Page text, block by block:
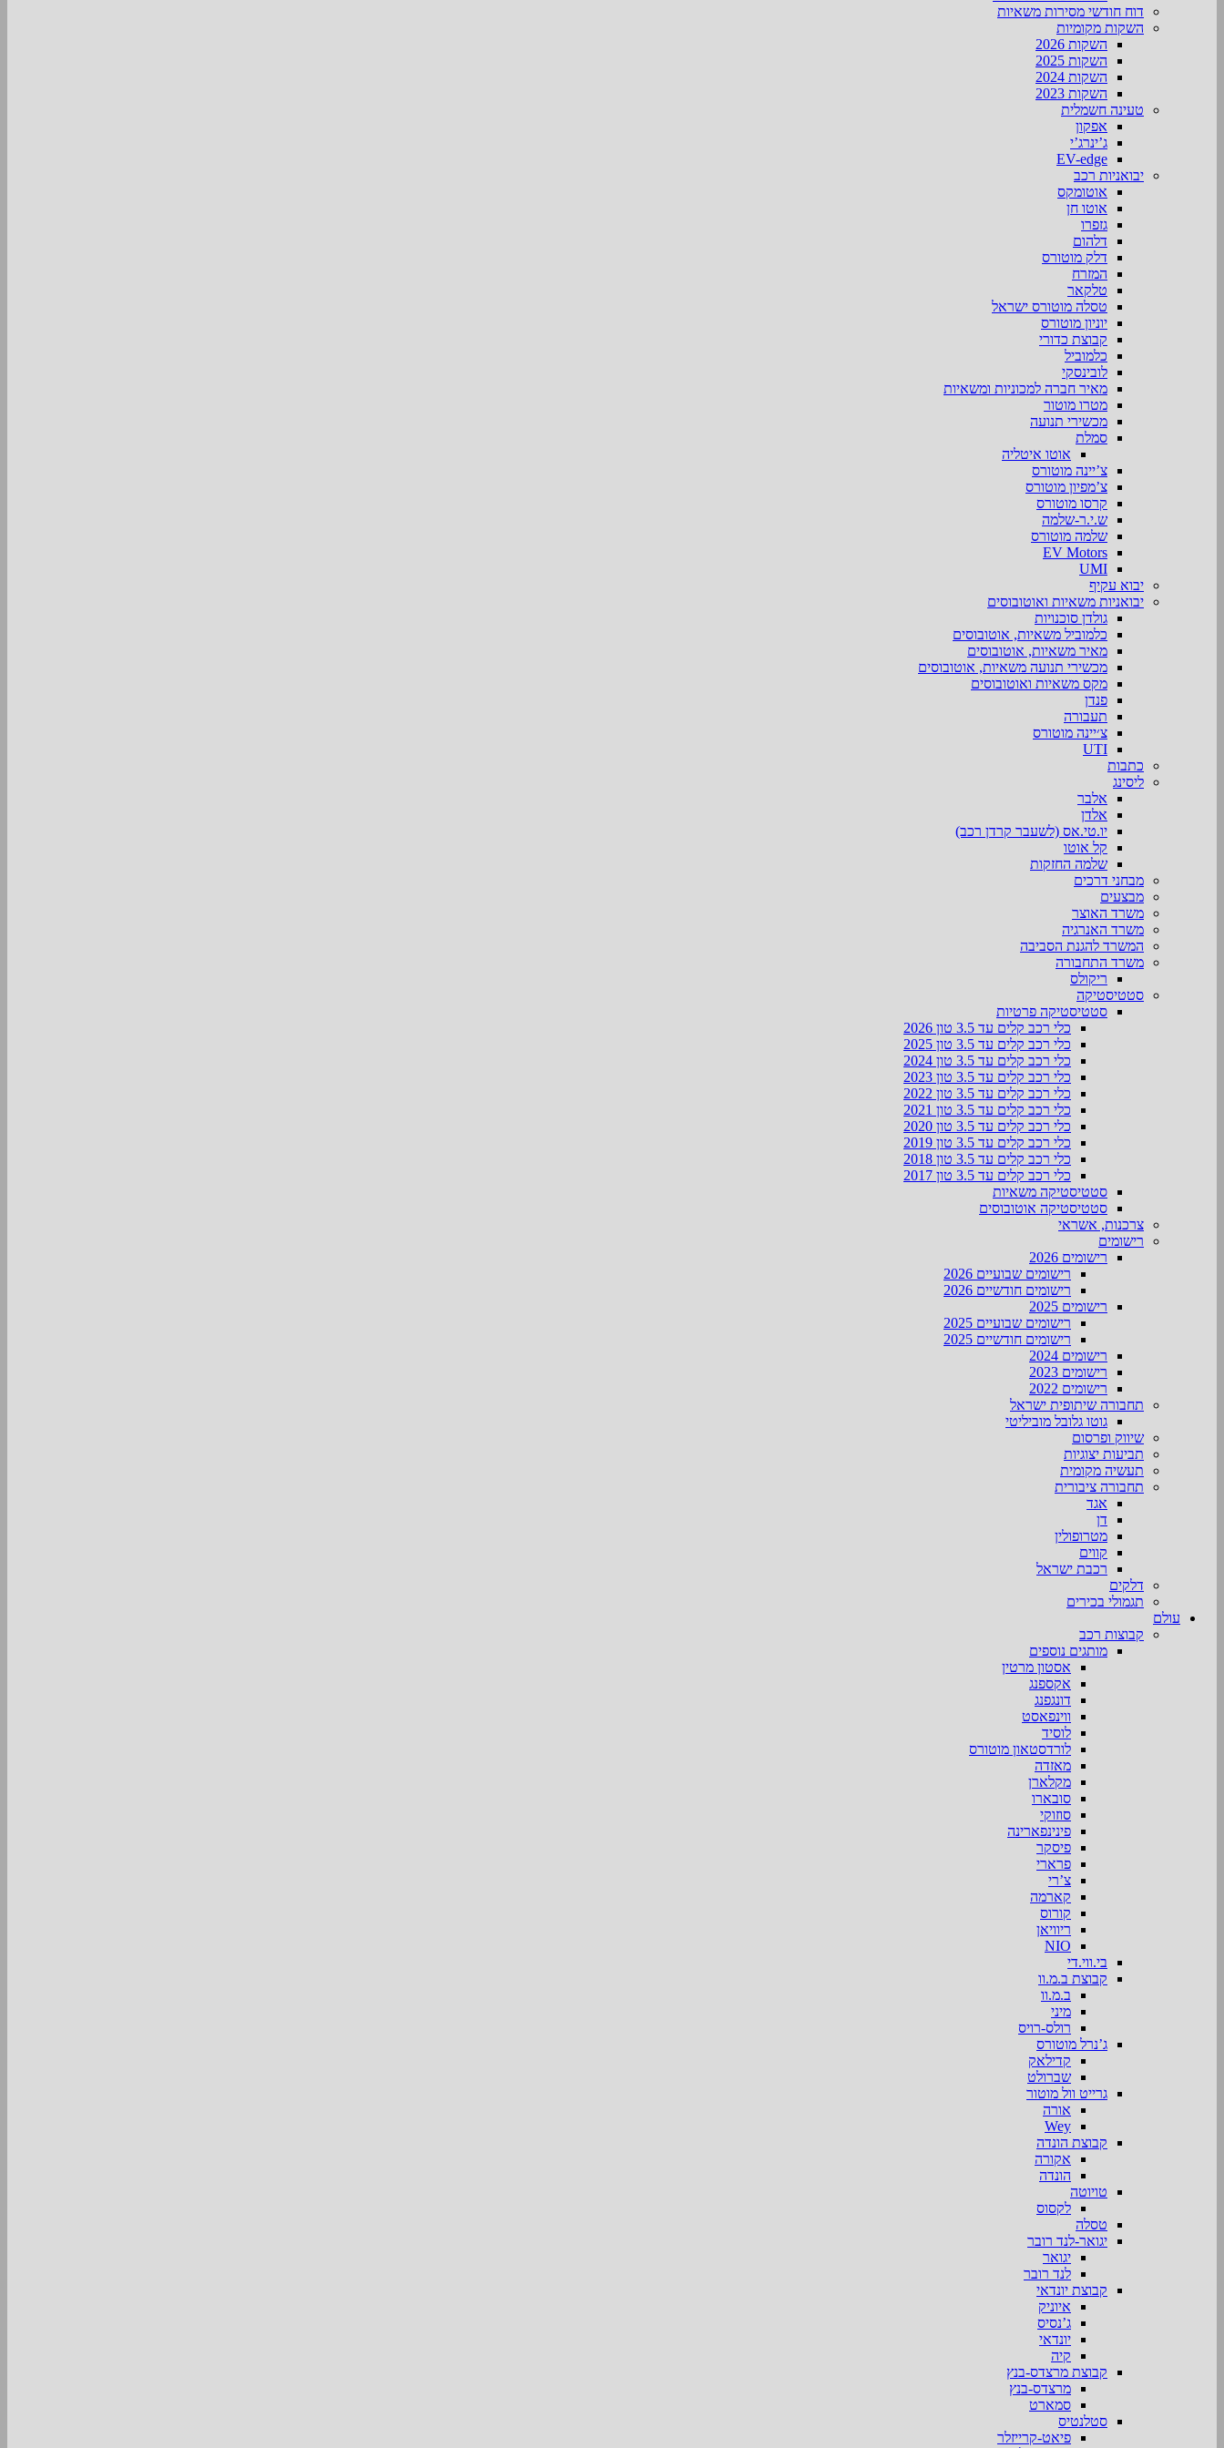
דוח חודשי מסירות משאיות
השקות מקומיות
השקות 2026
השקות 2025
השקות 2024
השקות 2023
טעינה חשמלית
אפקון
ג’ינרג’י
EV-edge
יבואניות רכב
אוטומקס
אוטו חן
גזפרו
דלהום
דלק מוטורס
המזרח
טלקאר
טסלה מוטורס ישראל
יוניון מוטורס
קבוצת כדורי
כלמוביל
לובינסקי
מאיר חברה למכוניות ומשאיות
מטרו מוטור
מכשירי תנועה
סמלת
אוטו איטליה
צ’יינה מוטורס
צ’מפיון מוטורס
קרסו מוטורס
ש.י.ר-שלמה
שלמה מוטורס
EV Motors
UMI
יבוא עקיף
יבואניות משאיות ואוטובוסים
גולדן סוכנויות
כלמוביל משאיות, אוטובוסים
מאיר משאיות, אוטובוסים
מכשירי תנועה משאיות, אוטובוסים
מקס משאיות ואוטובוסים
פנדן
תעבורה
צ׳יינה מוטורס
UTI
כתבות
ליסינג
אלבר
אלדן
יו.טי.אס (לשעבר קרדן רכב)
קל אוטו
שלמה החזקות
מבחני דרכים
מבצעים
משרד האוצר
משרד האנרגיה
המשרד להגנת הסביבה
משרד התחבורה
ריקולס
סטטיסטיקה
סטטיסטיקה פרטיות
כלי רכב קלים עד 3.5 טון 2026
כלי רכב קלים עד 3.5 טון 2025
כלי רכב קלים עד 3.5 טון 2024
כלי רכב קלים עד 3.5 טון 2023
כלי רכב קלים עד 3.5 טון 2022
כלי רכב קלים עד 3.5 טון 2021
כלי רכב קלים עד 3.5 טון 2020
כלי רכב קלים עד 3.5 טון 2019
כלי רכב קלים עד 3.5 טון 2018
כלי רכב קלים עד 3.5 טון 2017
סטטיסטיקה משאיות
סטטיסטיקה אוטובוסים
צרכנות, אשראי
רישומים
רישומים 2026
רישומים שבועיים 2026
רישומים חודשיים 2026
רישומים 2025
רישומים שבועיים 2025
רישומים חודשיים 2025
רישומים 2024
רישומים 2023
רישומים 2022
תחבורה שיתופית ישראל
גוטו גלובל מוביליטי
שיווק ופרסום
תביעות יצוגיות
תעשיה מקומית
תחבורה ציבורית
אגד
דן
מטרופולין
קווים
רכבת ישראל
דלקים
תגמולי בכירים
עולם
קבוצות רכב
מותגים נוספים
אסטון מרטין
אקספנג
דונגפנג
ווינפאסט
לוסיד
לורדסטאון מוטורס
מאזדה
מקלארן
סובארו
סוזוקי
פינינפארינה
פיסקר
פרארי
צ’רי
קארמה
קורוס
ריוויאן
NIO
בי.ווי.די
קבוצת ב.מ.וו
ב.מ.וו
מיני
רולס-רויס
ג’נרל מוטורס
קדילאק
שברולט
גרייט וול מוטור
אורה
Wey
קבוצת הונדה
אקורה
הונדה
טויוטה
לקסוס
טסלה
יגואר-לנד רובר
יגואר
לנד רובר
קבוצת יונדאי
איוניק
ג’נסיס
יונדאי
קיה
קבוצת מרצדס-בנץ
מרצדס-בנץ
סמארט
סטלנטיס
פיאט-קרייזלר